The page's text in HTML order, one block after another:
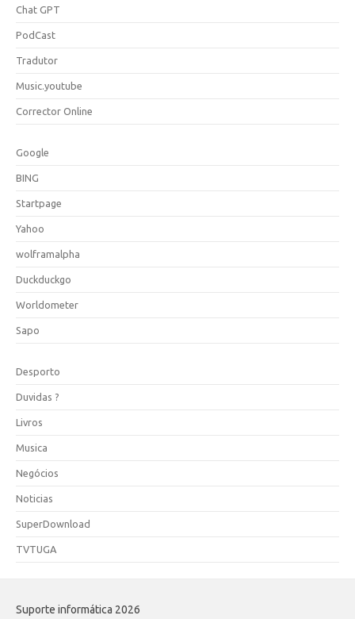
Chat GPT
PodCast
Tradutor
Music.youtube
Corrector Online
Google
BING
Startpage
Yahoo
wolframalpha
Duckduckgo
Worldometer
Sapo
Desporto
Duvidas ?
Livros
Musica
Negócios
Noticias
SuperDownload
TVTUGA
Suporte informática 2026